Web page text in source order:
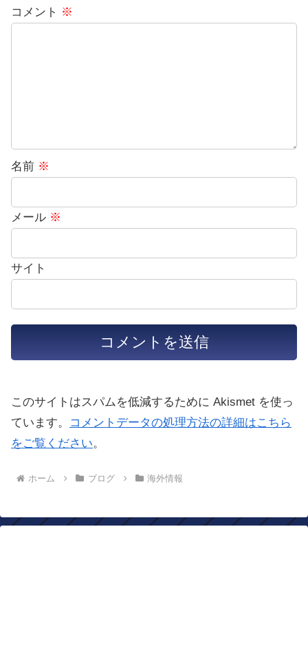
コメント ※
名前 ※
メール ※
サイト
このサイトはスパムを低減するために Akismet を使っ
ています。
コメントデータの処理方法の詳細はこちら
をご覧ください。
ホーム ブログ 海外情報